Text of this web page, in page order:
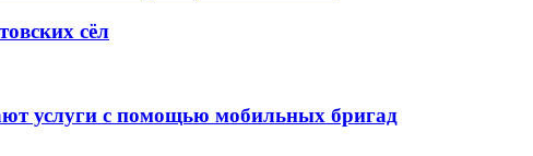
сёл
услуги с помощью мобильных бригад